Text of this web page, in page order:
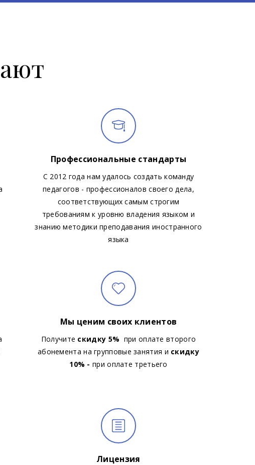
Профессиональные стандарты
С 2012 года нам удалось создать команду
педагогов - профессионалов своего дела,
соответствующих самым строгим
требованиям к уровню владения языком и
знанию методики преподавания иностранного
языка
Мы ценим своих клиентов
Получите скидку 5% при оплате второго
абонемента на групповые занятия и скидку
10% -при оплате третьего
Лицензия